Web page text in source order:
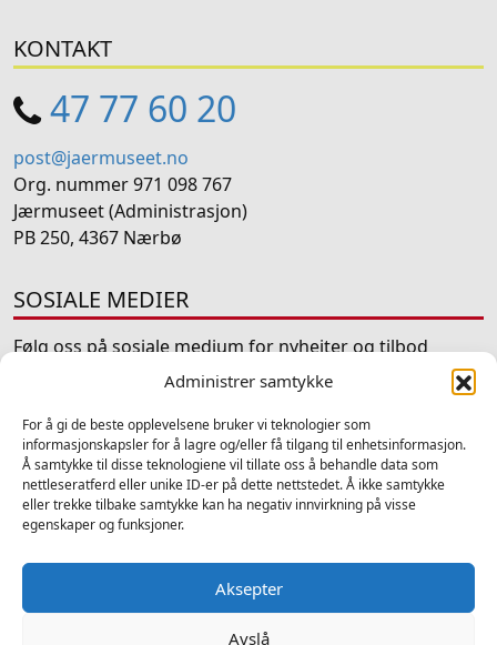
Administrer samtykke
For å gi de beste opplevelsene bruker vi teknologier som
informasjonskapsler for å lagre og/eller få tilgang til enhetsinformasjon.
Å samtykke til disse teknologiene vil tillate oss å behandle data som
nettleseratferd eller unike ID-er på dette nettstedet. Å ikke samtykke
eller trekke tilbake samtykke kan ha negativ innvirkning på visse
egenskaper og funksjoner.
Aksepter
Avslå
KONTAKT
47 77 60 20
post@jaermuseet.no
Org. nummer 971 098 767
Jærmuseet (Administrasjon)
PB 250, 4367 Nærbø
SOSIALE MEDIER
Følg oss på sosiale medium for nyheiter og tilbod
LinkedInTripAdvisor
YouTube
2025 © Samlingar - Alle rettigheter forbeholdt
Om Samlingar
Velg kategori
Fotosamlingar